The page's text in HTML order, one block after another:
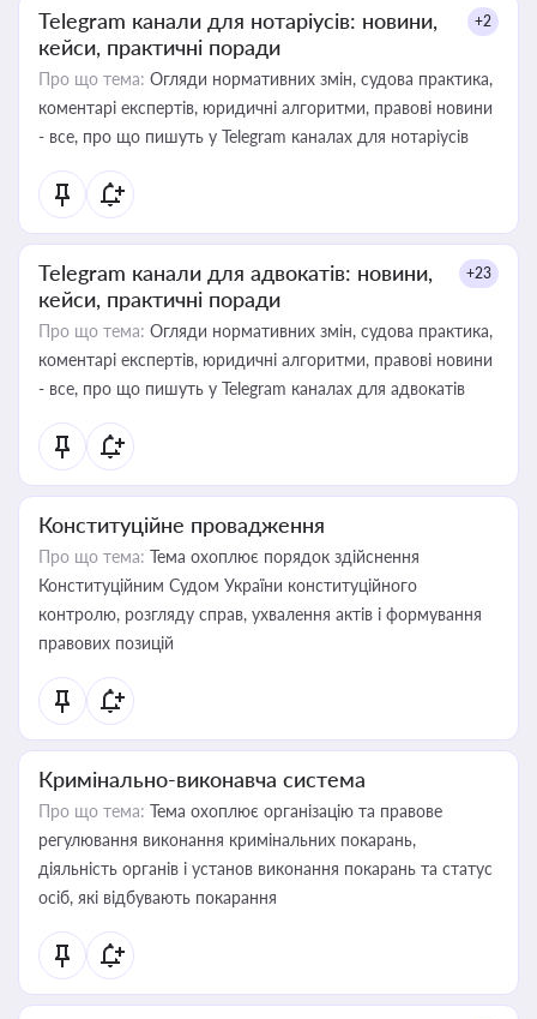
Telegram канали для нотаріусів: новини,
кейси, практичні поради
+2
Про що тема: Огляди нормативних змін, судова практика,
коментарі експертів, юридичні алгоритми, правові новини
- все, про що пишуть у Telegram каналах для нотаріусів
Telegram канали для адвокатів: новини,
кейси, практичні поради
+23
Про що тема: Огляди нормативних змін, судова практика,
коментарі експертів, юридичні алгоритми, правові новини
- все, про що пишуть у Telegram каналах для адвокатів
Конституційне провадження
Про що тема: Тема охоплює порядок здійснення
Конституційним Судом України конституційного
контролю, розгляду справ, ухвалення актів і формування
правових позицій
Кримінально-виконавча система
Про що тема: Тема охоплює організацію та правове
регулювання виконання кримінальних покарань,
діяльність органів і установ виконання покарань та статус
осіб, які відбувають покарання